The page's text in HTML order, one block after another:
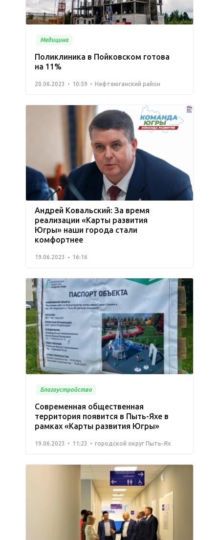
Медицина
Поликлиника в Пойковском готова
на 11%
20.06.2023 10:59 Нефтеюганский район
Андрей Ковальский: За время
реализации «Карты развития
Югры» наши города стали
комфортнее
19.06.2023 16:16
Благоустройство
Современная общественная
территория появится в Пыть-Яхе в
рамках «Карты развития Югры»
19.06.2023 11:23 городской округ Пыть-Ях